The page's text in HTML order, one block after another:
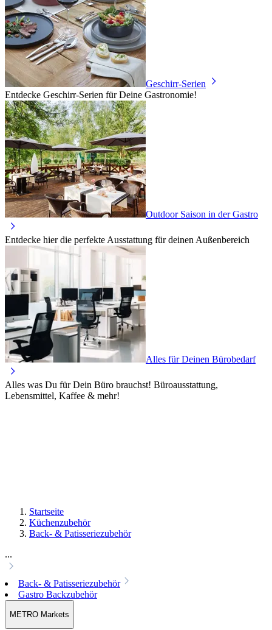
Geschirr-Serien
Entdecke Geschirr-Serien für Deine Gastronomie!
Outdoor Saison in der Gastro
Entdecke hier die perfekte Ausstattung für deinen Außenbereich
Alles für Deinen Bürobedarf
Alles was Du für Dein Büro brauchst! Büroausstattung,
Lebensmittel, Kaffee & mehr!
Startseite
Küchenzubehör
Back- & Patisseriezubehör
...
Back- & Patisseriezubehör
Gastro Backzubehör
METRO Markets